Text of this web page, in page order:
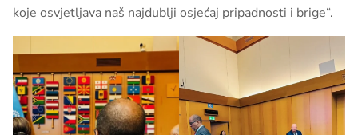
koje osvjetljava naš najdublji osjećaj pripadnosti i brige“.